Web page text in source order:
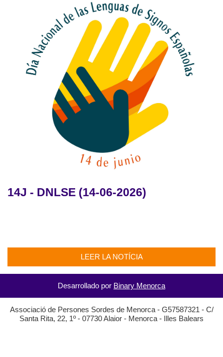
14J - DNLSE (14-06-2026)
LEER LA NOTÍCIA
Desarrollado por Binary Menorca
Associació de Persones Sordes de Menorca - G57587321 - C/
Santa Rita, 22, 1º - 07730 Alaior - Menorca - Illes Balears